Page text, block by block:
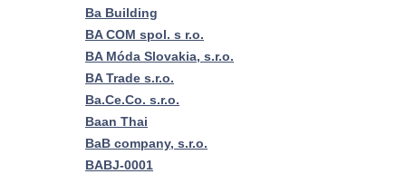
Ba Building
BA COM spol. s r.o.
BA Móda Slovakia, s.r.o.
BA Trade s.r.o.
Ba.Ce.Co. s.r.o.
Baan Thai
BaB company, s.r.o.
BABJ-0001